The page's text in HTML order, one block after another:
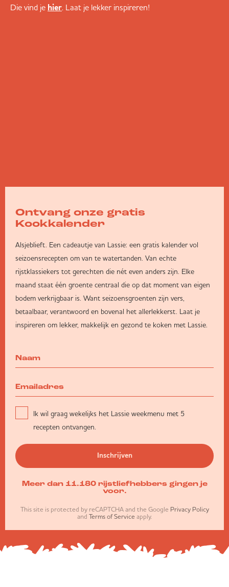
Die vind je hier. Laat je lekker inspireren!
Ontvang onze gratis
Kookkalender
Alsjeblieft. Een cadeautje van Lassie: een gratis kalender vol
seizoensrecepten om van te watertanden. Van echte
rijstklassiekers tot gerechten die nét even anders zijn. Elke
maand staat één groente centraal die op dat moment van eigen
bodem verkrijgbaar is. Want seizoensgroenten zijn vers,
betaalbaar, verantwoord en bovenal het allerlekkerst. Laat je
inspireren om lekker, makkelijk en gezond te koken met Lassie.
Ik wil graag wekelijks het Lassie weekmenu met 5
recepten ontvangen.
Inschrijven
Meer dan 11.180 rijstliefhebbers gingen je
voor.
This site is protected by reCAPTCHA and the Google Privacy Policy
and Terms of Service apply.